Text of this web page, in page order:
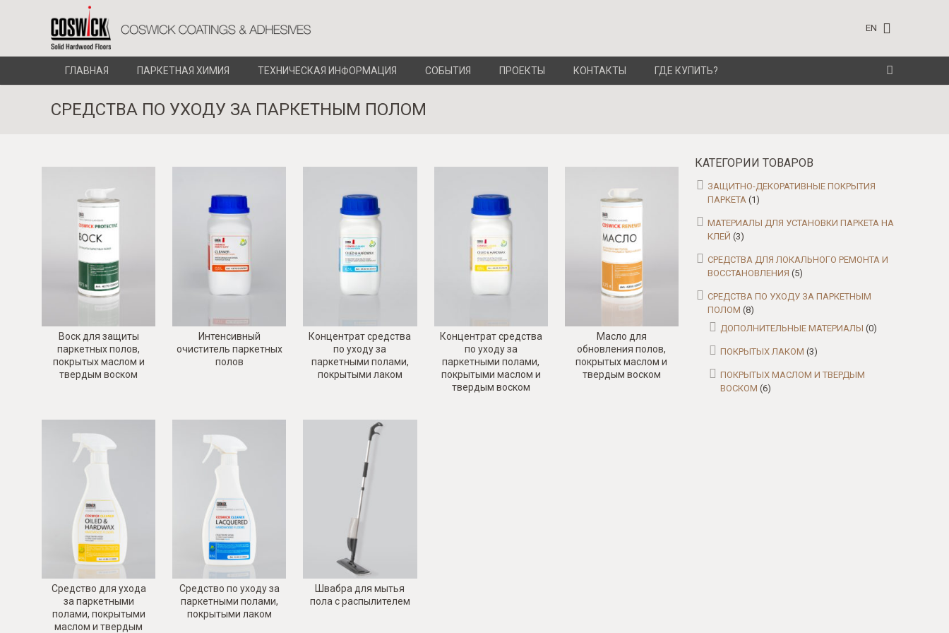
EN
ГЛАВНАЯ ПАРКЕТНАЯ ХИМИЯ ТЕХНИЧЕСКАЯ ИНФОРМАЦИЯ СОБЫТИЯ ПРОЕКТЫ КОНТАКТЫ ГДЕ КУПИТЬ?
СРЕДСТВА ПО УХОДУ ЗА ПАРКЕТНЫМ ПОЛОМ
Воск для защиты
паркетных полов,
покрытых маслом и
твердым воском
Интенсивный
очиститель паркетных
полов
Концентрат средства
по уходу за
паркетными полами,
покрытыми лаком
Концентрат средства
по уходу за
паркетными полами,
покрытыми маслом и
твердым воском
Масло для
обновления полов,
покрытых маслом и
твердым воском
Средство для ухода
за паркетными
полами, покрытыми
маслом и твердым
Средство по уходу за
паркетными полами,
покрытыми лаком
Швабра для мытья
пола с распылителем
КАТЕГОРИИ ТОВАРОВ
ЗАЩИТНО-ДЕКОРАТИВНЫЕ ПОКРЫТИЯ
ПАРКЕТА (1)
МАТЕРИАЛЫ ДЛЯ УСТАНОВКИ ПАРКЕТА НА
КЛЕЙ (3)
СРЕДСТВА ДЛЯ ЛОКАЛЬНОГО РЕМОНТА И
ВОССТАНОВЛЕНИЯ (5)
СРЕДСТВА ПО УХОДУ ЗА ПАРКЕТНЫМ
ПОЛОМ (8)
ДОПОЛНИТЕЛЬНЫЕ МАТЕРИАЛЫ (0)
ПОКРЫТЫХ ЛАКОМ (3)
ПОКРЫТЫХ МАСЛОМ И ТВЕРДЫМ
ВОСКОМ (6)